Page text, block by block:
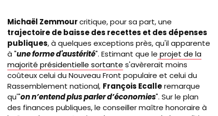
Michaël Zemmourcritique, pour sa part, une
trajectoire debaisse des recettes et des dépenses
publiques, à quelques exceptions près, qu'il apparente
à "une forme d'austérité". Estimant que le projet de la
majorité présidentielle sortante s'avèrerait moins
coûteux celui du Nouveau Front populaire et celui du
Rassemblement national, François Ecalleremarque
qu'"on n’entend plus parler d’économies". Sur le plan
des finances publiques, le conseiller maître honoraire à